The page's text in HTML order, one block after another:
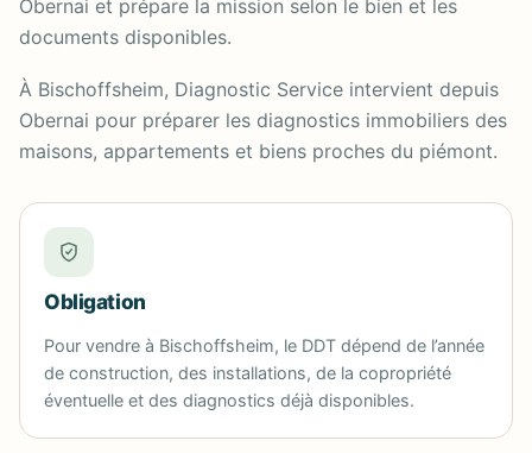
Obernai et prépare la mission selon le bien et les
documents disponibles.
À Bischoffsheim, Diagnostic Service intervient depuis
Obernai pour préparer les diagnostics immobiliers des
maisons, appartements et biens proches du piémont.
Obligation
Pour vendre à Bischoffsheim, le DDT dépend de l’année
de construction, des installations, de la copropriété
éventuelle et des diagnostics déjà disponibles.